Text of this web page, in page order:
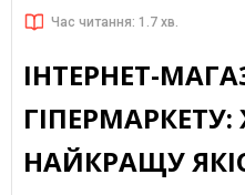
Час читання: 1.7 хв.
ІНТЕРНЕТ-
НАЙКРАЩУ